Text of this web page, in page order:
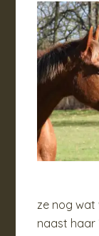
ze nog
naast haar